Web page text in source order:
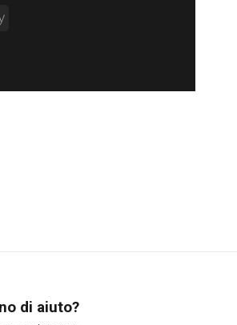
di aiuto?